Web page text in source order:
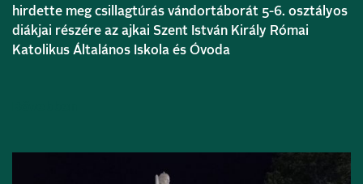
hirdette meg csillagtúrás vándortáborát 5-6. osztályos
diákjai részére az ajkai Szent István Király Római
Katolikus Általános Iskola és Óvoda